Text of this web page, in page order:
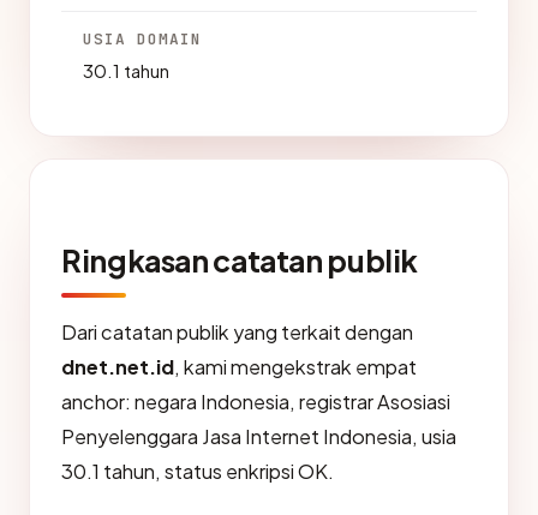
USIA DOMAIN
30.1 tahun
Ringkasan catatan publik
Dari catatan publik yang terkait dengan
dnet.net.id, kami mengekstrak empat
anchor: negara Indonesia, registrar Asosiasi
Penyelenggara Jasa Internet Indonesia, usia
30.1 tahun, status enkripsi OK.